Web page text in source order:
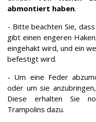
abmontiert haben.
- Bitte beachten Sie,
gibt einen engeren
eingehakt wird, und ein
befestigt wird.
- Um eine Feder
oder um sie
Diese erhalten Sie
Trampolins dazu.